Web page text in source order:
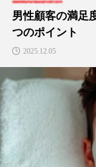
LIFESTYLE
SNSの「加工顔」と
がもたらす可能性と
男性顧客の満足
つのポイント
2025.12.05